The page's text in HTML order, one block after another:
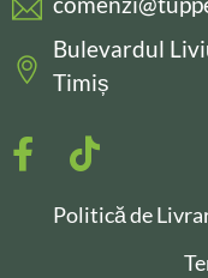
Bulevardul
Timiș
Politică de